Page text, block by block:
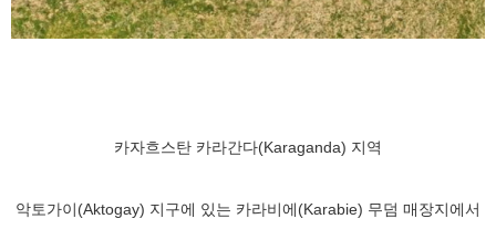
카자흐스탄 카라간다(Karaganda) 지역
악토가이(Aktogay) 지구에 있는 카라비에(Karabie) 무덤 매장지에서